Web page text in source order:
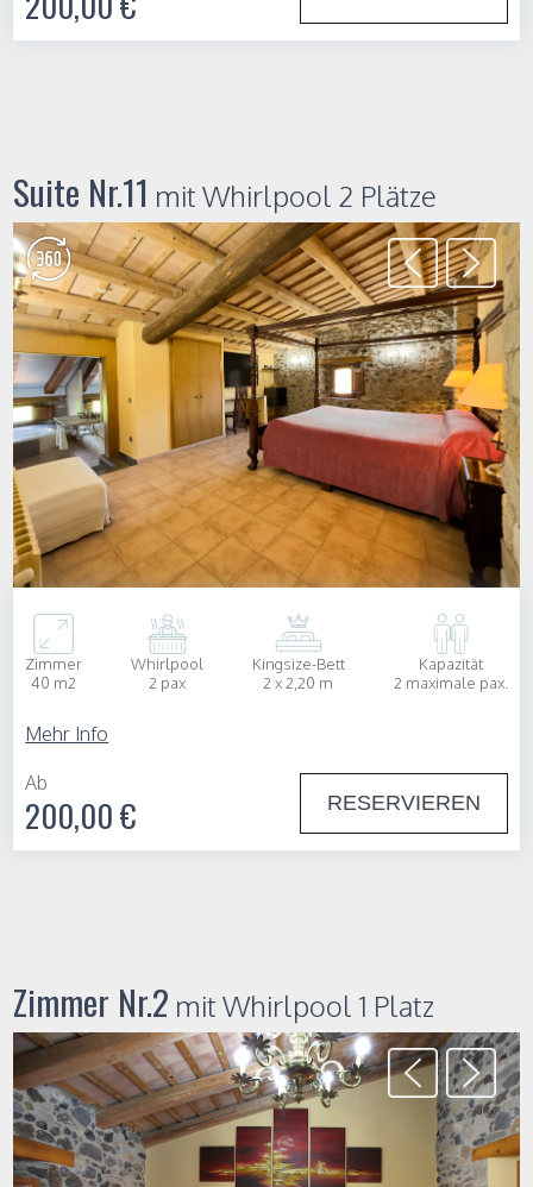
Suite Nr.11 mit Whirlpool 2 Plätze
Zimmer
40 m2
Whirlpool
2 pax
Kingsize-Bett
2 x 2,20 m
Kapazität
2 maximale pax.
Mehr Info
Ab
200,00 € RESERVIEREN
Zimmer Nr.2 mit Whirlpool 1 Platz